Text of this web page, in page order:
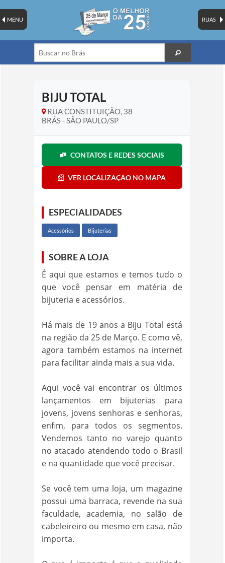
RUAS
MENU
BIJU TOTAL
RUA CONSTITUIÇÃO, 38
BRÁS - SÃO PAULO/SP
CONTATOS E REDES SOCIAIS
VER LOCALIZAÇÃO NO MAPA
ESPECIALIDADES
Acessórios Bijuterias
SOBRE A LOJA
É aqui que estamos e temos tudo o
que você pensar em matéria de
bijuteria e acessórios.
Há mais de 19 anos a Biju Total está
na região da 25 de Março. E como vê,
agora também estamos na internet
para facilitar ainda mais a sua vida.
Aqui você vai encontrar os últimos
lançamentos em bijuterias para
jovens, jovens senhoras e senhoras,
enfim, para todos os segmentos.
Vendemos tanto no varejo quanto
no atacado atendendo todo o Brasil
e na quantidade que você precisar.
Se você tem uma loja, um magazine
possui uma barraca, revende na sua
faculdade, academia, no salão de
cabeleireiro ou mesmo em casa, não
importa.